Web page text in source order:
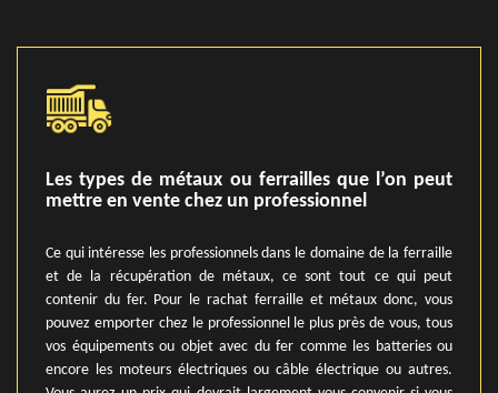
Les types de métaux ou ferrailles que l’on peut
mettre en vente chez un professionnel
Ce qui intéresse les professionnels dans le domaine de la ferraille
et de la récupération de métaux, ce sont tout ce qui peut
contenir du fer. Pour le rachat ferraille et métaux donc, vous
pouvez emporter chez le professionnel le plus près de vous, tous
vos équipements ou objet avec du fer comme les batteries ou
encore les moteurs électriques ou câble électrique ou autres.